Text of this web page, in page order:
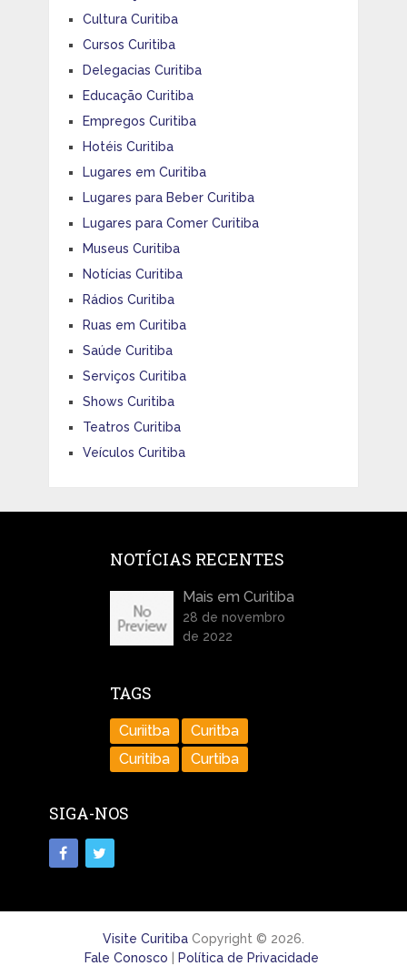
Cultura Curitiba
Cursos Curitiba
Delegacias Curitiba
Educação Curitiba
Empregos Curitiba
Hotéis Curitiba
Lugares em Curitiba
Lugares para Beber Curitiba
Lugares para Comer Curitiba
Museus Curitiba
Notícias Curitiba
Rádios Curitiba
Ruas em Curitiba
Saúde Curitiba
Serviços Curitiba
Shows Curitiba
Teatros Curitiba
Veículos Curitiba
NOTÍCIAS RECENTES
Mais em Curitiba
28 de novembro
de 2022
TAGS
Curiitba
Curitba
Curitiba
Curtiba
SIGA-NOS
Visite CuritibaCopyright © 2026.
Fale Conosco
Política de Privacidade